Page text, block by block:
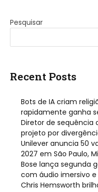
Pesquisar
Recent Posts
Bots de IA criam
rapidamente ganha
Diretor de sequência
projeto por
Unilever anuncia 50
2027 em São Paulo,
Bose lança segunda
com áudio imersivo
Chris Hemsworth